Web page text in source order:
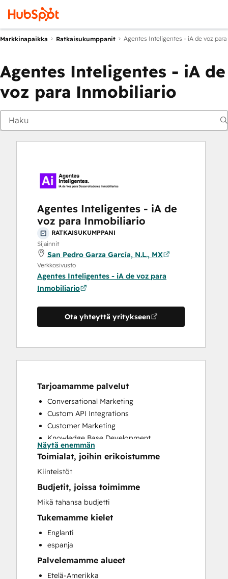
Markkinapaikka Ratkaisukumppanit Agentes Inteligentes - iA de voz
Agentes Inteligentes - iA de
voz para Inmobiliario
Agentes Inteligentes - iA de
voz para Inmobiliario
RATKAISUKUMPPANI
Sijainnit
San Pedro Garza García, N.L., MX
Verkkosivusto
Agentes Inteligentes - iA de voz para
Inmobiliario
Ota yhteyttä yritykseen
Tarjoamamme palvelut
Conversational Marketing
Custom API Integrations
Customer Marketing
Knowledge Base Development
Programmable Automation
Sales and Marketing Alignment
Website Development
Näytä enemmän
Toimialat, joihin erikoistumme
Kiinteistöt
Budjetit, joissa toimimme
Mikä tahansa budjetti
Tukemamme kielet
Englanti
espanja
Palvelemamme alueet
Etelä-Amerikka